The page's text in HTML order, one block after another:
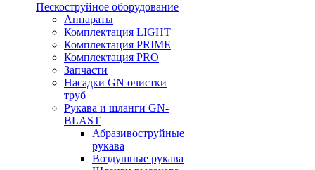
Пескоструйное оборудование
Аппараты
Комплектация LIGHT
Комплектация PRIME
Комплектация PRO
Запчасти
Насадки GN очистки
труб
Рукава и шланги GN-
BLAST
Абразивоструйные
рукава
Воздушные рукава